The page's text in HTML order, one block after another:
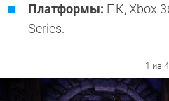
Платформы: ПК, Xbox
Series.
1 из 4